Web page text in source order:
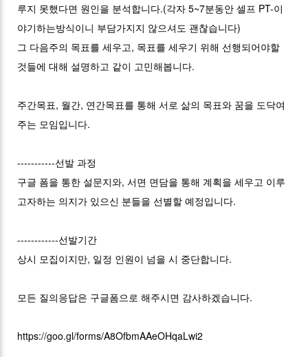
루지 못했다면 원인을 분석합니다.(각자 5~7분동안 셀프 PT-이
야기하는방식이니 부담가지지 않으셔도 괜찮습니다)
그 다음주의 목표를 세우고, 목표를 세우기 위해 선행되어야할
것들에 대해 설명하고 같이 고민해봅니다.
주간목표, 월간, 연간목표를 통해 서로 삶의 목표와 꿈을 도닥여
주는 모임입니다.
-----------선발 과정
구글 폼을 통한 설문지와, 서면 면담을 통해 계획을 세우고 이루
고자하는 의지가 있으신 분들을 선별할 예정입니다.
------------선발기간
상시 모집이지만, 일정 인원이 넘을 시 중단합니다.
모든 질의응답은 구글폼으로 해주시면 감사하겠습니다.
https://goo.gl/forms/A8OfbmAAeOHqaLwi2